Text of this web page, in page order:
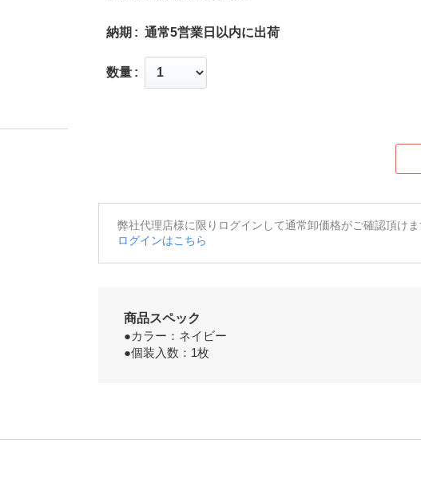
納期 通常5営業日以内に出荷
数量
弊社代理店様に限りログインして通常卸価格がご確認頂けま
ログインはこちら
商品スペック
●カラー：ネイビー
●個装入数：1枚